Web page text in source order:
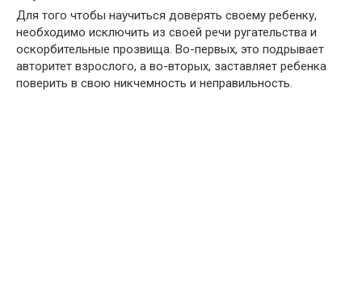
Для того чтобы научиться доверять своему ребенку,
необходимо исключить из своей речи ругательства и
оскорбительные прозвища. Во-первых, это подрывает
авторитет взрослого, а во-вторых, заставляет ребенка
поверить в свою никчемность и неправильность.